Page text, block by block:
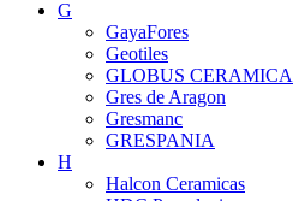
G
GayaFores
Geotiles
GLOBUS CERAMICA
Gres de Aragon
Gresmanc
GRESPANIA
H
Halcon Ceramicas